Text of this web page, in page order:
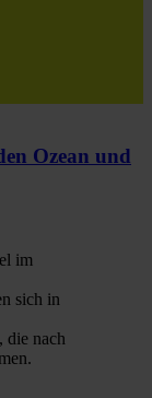
Ozean und
im
sich in
die nach